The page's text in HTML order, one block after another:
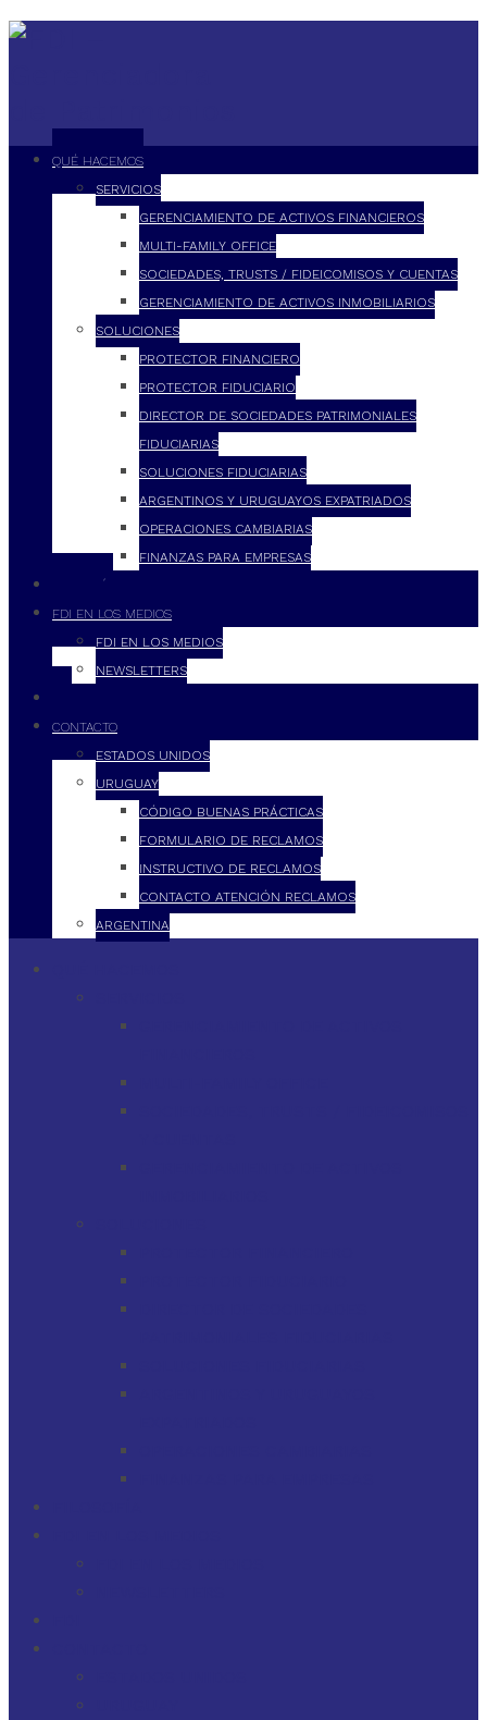
QUÉ HACEMOS
SERVICIOS
GERENCIAMIENTO DE ACTIVOS FINANCIEROS
MULTI-FAMILY OFFICE
SOCIEDADES, TRUSTS / FIDEICOMISOS Y CUENTAS
GERENCIAMIENTO DE ACTIVOS INMOBILIARIOS
SOLUCIONES
PROTECTOR FINANCIERO
PROTECTOR FIDUCIARIO
DIRECTOR DE SOCIEDADES PATRIMONIALES
FIDUCIARIAS
SOLUCIONES FIDUCIARIAS
ARGENTINOS Y URUGUAYOS EXPATRIADOS
OPERACIONES CAMBIARIAS
FINANZAS PARA EMPRESAS
FILOSOFÍA
FDI EN LOS MEDIOS
FDI EN LOS MEDIOS
NEWSLETTERS
CONTACTO
ESTADOS UNIDOS
URUGUAY
CÓDIGO BUENAS PRÁCTICAS
FORMULARIO DE RECLAMOS
INSTRUCTIVO DE RECLAMOS
CONTACTO ATENCIÓN RECLAMOS
ARGENTINA